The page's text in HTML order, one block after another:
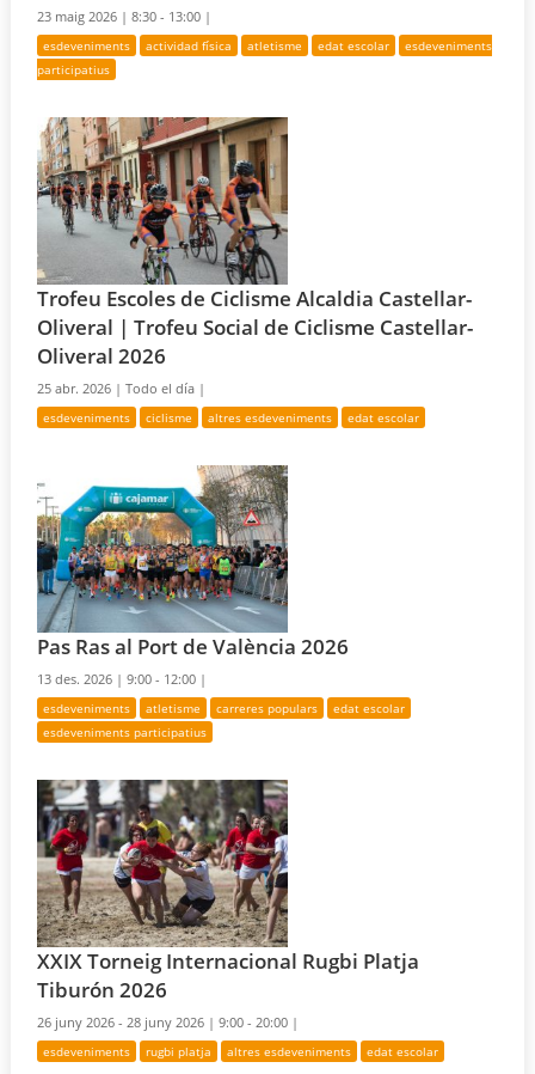
23 maig 2026 |8:30 - 13:00 |
esdeveniments actividad física atletisme edat escolar
esdeveniments
participatius
Trofeu Escoles de Ciclisme Alcaldia Castellar-
Oliveral | Trofeu Social de Ciclisme Castellar-
Oliveral 2026
25 abr. 2026 |Todo el día |
esdeveniments ciclisme altres esdeveniments edat escolar
Pas Ras al Port de València 2026
13 des. 2026 |9:00 - 12:00 |
esdeveniments atletisme carreres populars
edat escolar
esdeveniments participatius
XXIX Torneig Internacional Rugbi Platja
Tiburón 2026
26 juny 2026 - 28 juny 2026 |9:00 - 20:00 |
esdeveniments rugbi platja altres esdeveniments edat escolar